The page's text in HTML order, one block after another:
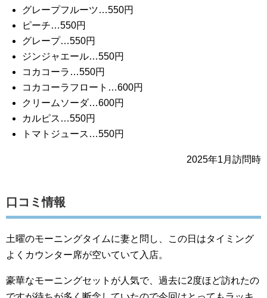
グレープフルーツ…550円
ピーチ…550円
グレープ…550円
ジンジャエール…550円
コカコーラ…550円
コカコーラフロート…600円
クリームソーダ…600円
カルピス…550円
トマトジュース…550円
2025年1月訪問時
口コミ情報
土曜のモーニングタイムに妻と問し、この日はタイミング
よくカウンター席が空いていて入店。
豪華なモーニングセットが人気で、過去に2度ほど訪れたの